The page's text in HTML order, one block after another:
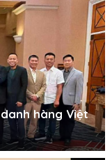
danh hàng Việt